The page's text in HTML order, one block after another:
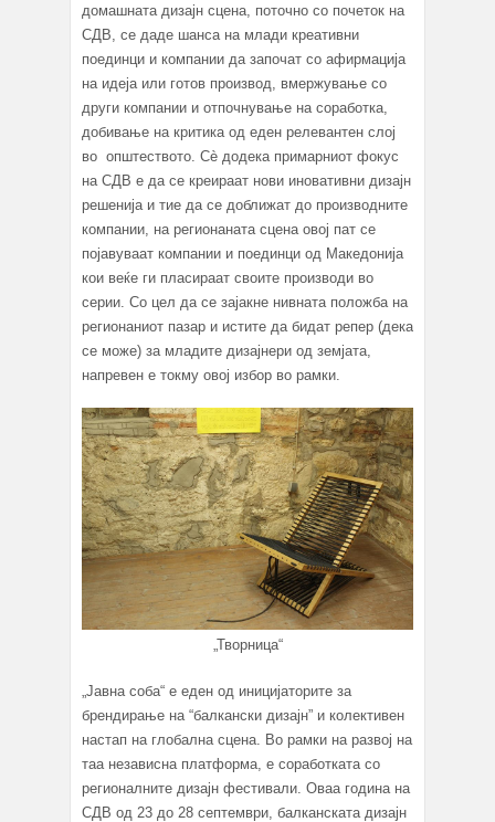
домашната дизајн сцена, поточно со почеток на
СДВ, се даде шанса на млади креативни
поединци и компании да започат со афирмација
на идеја или готов производ, вмержување со
други компании и отпочнување на соработка,
добивање на критика од еден релевантен слој
во општеството. Сè додека примарниот фокус
на СДВ е да се креираат нови иновативни дизајн
решенија и тие да се доближат до производните
компании, на регионаната сцена овој пат се
појавуваат компании и поединци од Македонија
кои веќе ги пласираат своите производи во
серии. Со цел да се зајакне нивната положба на
регионаниот пазар и истите да бидат репер (дека
се може) за младите дизајнери од земјата,
напревен е токму овој избор во рамки.
„Творница“
„Јавна соба“ е еден од иницијаторите за
брендирање на “балкански дизајн” и колективен
настап на глобална сцена. Во рамки на развој на
таа независна платформа, е соработката со
регионалните дизајн фестивали. Оваа година на
СДВ од 23 до 28 септември, балканската дизајн